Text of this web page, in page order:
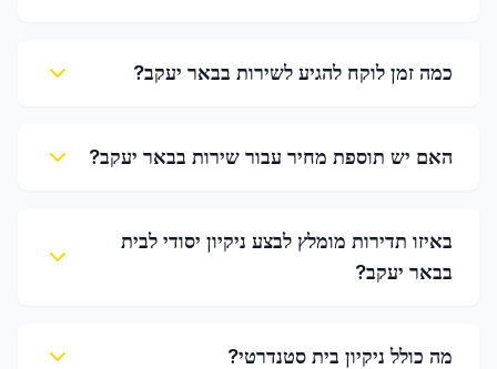
כמה זמן לוקח להגיע לשירות בבאר יעקב?
האם יש תוספת מחיר עבור שירות בבאר יעקב?
באיזו תדירות מומלץ לבצע ניקיון יסודי לבית
בבאר יעקב?
מה כולל ניקיון בית סטנדרטי?